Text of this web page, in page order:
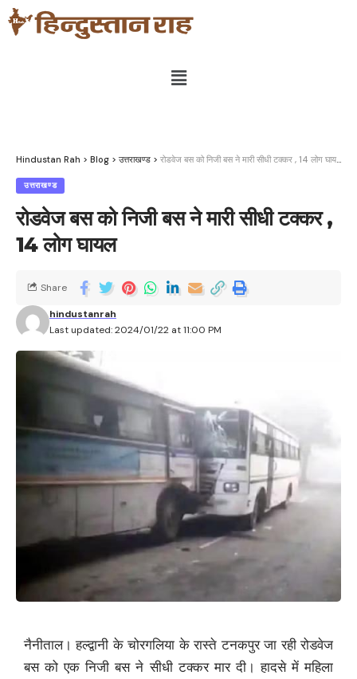
Hindustan Rah > Blog > उत्तराखण्ड > रोडवेज बस को निजी बस ने मारी सीधी टक्कर , 14 लोग घायल
उत्तराखण्ड
रोडवेज बस को निजी बस ने मारी सीधी टक्कर ,
14 लोग घायल
Last updated: 2024/01/22 at 11:00 PM
hindustanrah
Share
नैनीताल। हल्द्वानी के चोरगलिया के रास्ते टनकपुर जा रही रोडवेज
बस को एक निजी बस ने सीधी टक्कर मार दी। हादसे में महिला